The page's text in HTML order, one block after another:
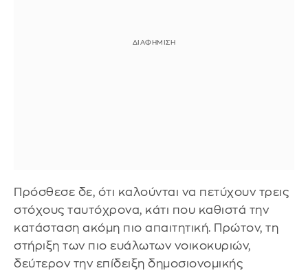
Πρόσθεσε δε, ότι καλούνται να πετύχουν τρεις
στόχους ταυτόχρονα, κάτι που καθιστά την
κατάσταση ακόμη πιο απαιτητική. Πρώτον, τη
στήριξη των πιο ευάλωτων νοικοκυριών,
δεύτερον την επίδειξη δημοσιονομικής